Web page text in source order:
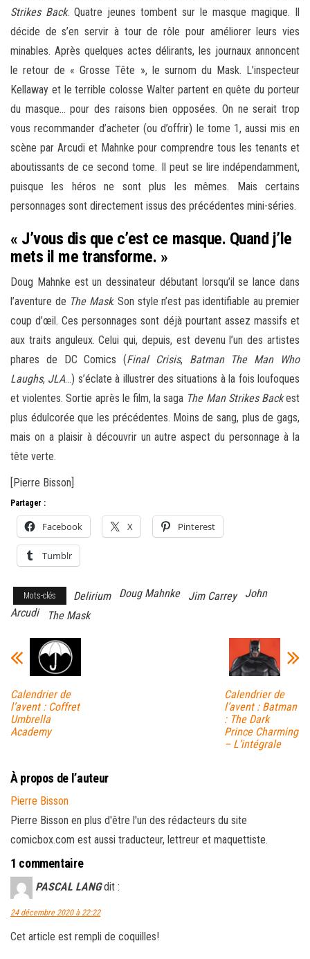
Strikes Back. Quatre jeunes tombent sur le masque magique. Il
décide de s’en servir à tour de rôle pour améliorer leurs vies
minables. Après quelques actes délirants, les journaux annoncent
le retour de « Grosse Tête », le surnom du Mask. L’inspecteur
Kellaway et le terrible colosse Walter partent en quête du porteur
du masque… pour des raisons bien opposées. On ne serait trop
vous recommander d’acheter (ou d’offrir) le tome 1, aussi mis en
scène par Arcudi et Mahnke pour comprendre tous les tenants et
aboutissants de ce second tome. Il peut se lire indépendamment,
puisque les héros ne sont plus les mêmes. Mais certains
personnages sont directement issus des précédentes mini-séries.
« J’vous dis que c’est ce masque. Quand j’le
mets il me transforme. »
Doug Mahnke est un dessinateur débutant lorsqu’il se lance dans
l’aventure de The Mask. Son style n’est pas identifiable au premier
coup d’œil. Ces personnages sont déjà pourtant assez massifs et
aux traits anguleux. Celui qui, depuis, est devenu l’un des artistes
phares de DC Comics (Final Crisis, Batman The Man Who
Laughs, JLA…) s’éclate à illustrer des situations à la fois loufoques
et violentes. Sortie après le film, la saga The Man Strikes Backest
plus édulcorée que les précédentes. Moins de sang, plus de gags,
mais on a plaisir à découvrir un autre aspect du personnage à la
tête verte.
[Pierre Bisson]
Partager :
Facebook X Pinterest
Tumblr
Mots-clés Delirium Doug Mahnke Jim Carrey
John
Arcudi
The Mask
Calendrier de
l’avent : Coffret
Umbrella
Academy
Calendrier de
l’avent : Batman
: The Dark
Prince Charming
– L’intégrale
À propos de l’auteur
Pierre Bisson
Pierre Bisson en plus d'être l'un des rédacteurs du site
comicbox.com est aussi traducteur, lettreur et maquettiste.
1 commentaire
PASCAL LANG dit :
24 décembre 2020 à 22:22
Cet article est rempli de coquilles!